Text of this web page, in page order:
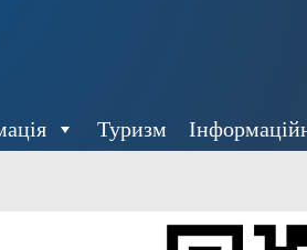
Туризм